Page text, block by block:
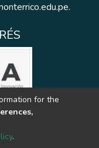
for the
.